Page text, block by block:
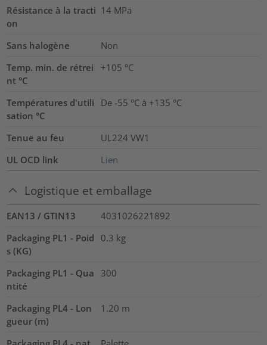
Résistance à la tracti
on
14 MPa
Sans halogène
Non
Temp. min. de rétrei
nt °C
+105 °C
Températures d'utili
sation °C
De -55 °C à +135 °C
Tenue au feu
UL224 VW1
UL OCD link
Lien
Logistique et emballage
EAN13 / GTIN13
4031026221892
Packaging PL1 - Poid
s (KG)
0.3 kg
Packaging PL1 - Qua
ntité
300
Packaging PL4 - Lon
gueur (m)
1.20 m